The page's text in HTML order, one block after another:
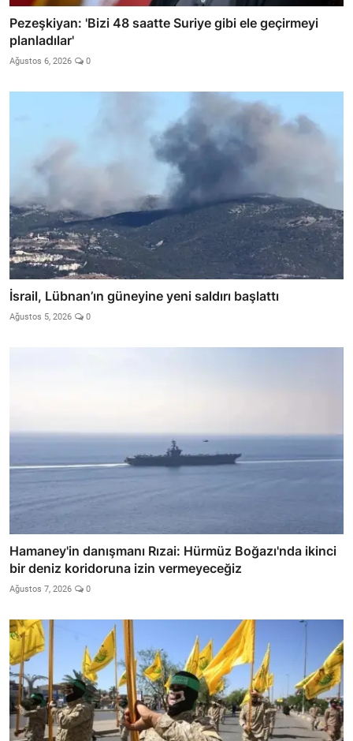
Pezeşkiyan: 'Bizi 48 saatte Suriye gibi ele geçirmeyi
planladılar'
Ağustos 6, 2026 0
İsrail, Lübnan’ın güneyine yeni saldırı başlattı
Ağustos 5, 2026 0
Hamaney'in danışmanı Rızai: Hürmüz Boğazı'nda ikinci
bir deniz koridoruna izin vermeyeceğiz
Ağustos 7, 2026 0